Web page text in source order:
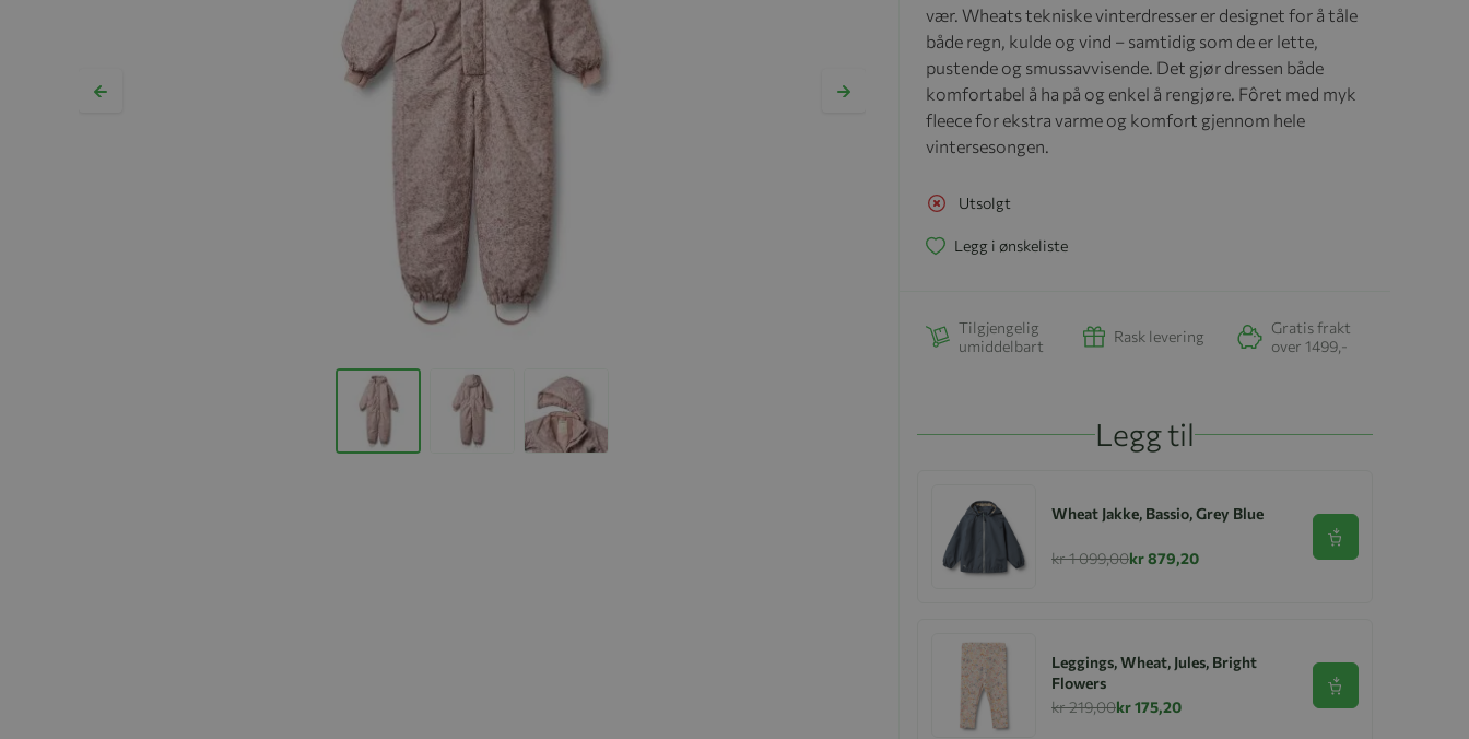
vær. Wheats tekniske vinterdresser er designet for å tåle
både regn, kulde og vind – samtidig som de er lette,
pustende og smussavvisende. Det gjør dressen både
komfortabel å ha på og enkel å rengjøre. Fôret med myk
fleece for ekstra varme og komfort gjennom hele
vintersesongen.
Utsolgt
Legg i ønskeliste
Tilgjengelig
umiddelbart
Rask levering
Gratis frakt
over 1499,-
Legg til
Wheat Jakke, Bassio, Grey Blue
kr 1 099,00kr 879,20
Se produkt
Leggings, Wheat, Jules, Bright
Flowers
kr 219,00kr 175,20
Se produkt